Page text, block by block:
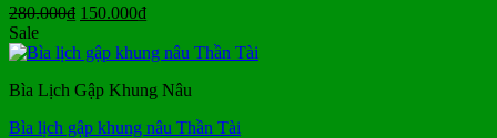
280.000₫ Giá
là:
150.000₫Giá
tại
150.000₫.
Sale
Bìa Lịch Gập Khung Nâu
Bìa lịch gập khung nâu Thần Tài